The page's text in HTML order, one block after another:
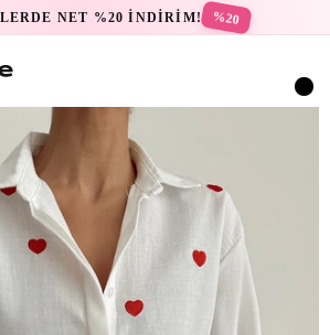
NET %20 İNDİRİM! %20